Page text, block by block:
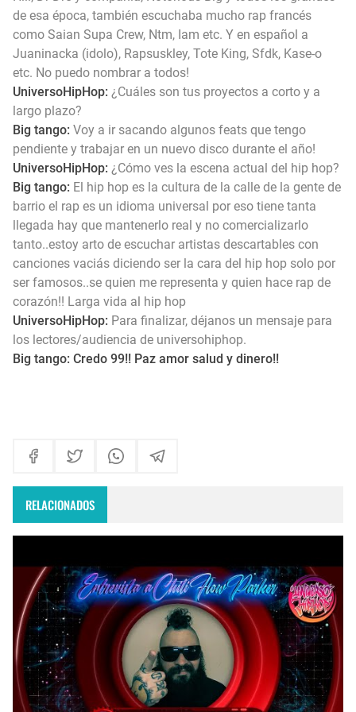
de esa época, también escuchaba mucho rap francés
como Saian Supa Crew, Ntm, Iam etc. Y en español a
Juaninacka (idolo), Rapsuskley, Tote King, Sfdk, Kase-o
etc. No puedo nombrar a todos!
UniversoHipHop: ¿Cuáles son tus proyectos a corto y a
largo plazo?
Big tango: Voy a ir sacando algunos feats que tengo
pendiente y trabajar en un nuevo disco durante el año!
UniversoHipHop: ¿Cómo ves la escena actual del hip hop?
Big tango: El hip hop es la cultura de la calle de la gente de
barrio el rap es un idioma universal por eso tiene tanta
llegada hay que mantenerlo real y no comercializarlo
tanto..estoy arto de escuchar artistas descartables con
canciones vaciás diciendo ser la cara del hip hop solo por
ser famosos..se quien me representa y quien hace rap de
corazón!! Larga vida al hip hop
UniversoHipHop: Para finalizar, déjanos un mensaje para
los lectores/audiencia de universohiphop.
Big tango: Credo 99!! Paz amor salud y dinero!!
RELACIONADOS